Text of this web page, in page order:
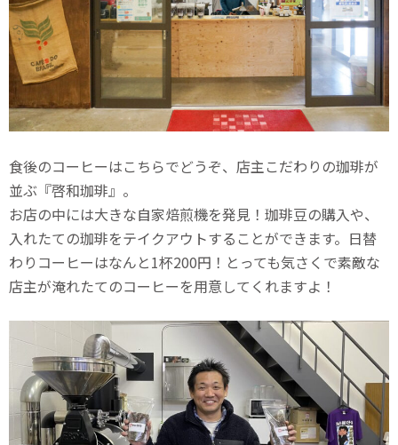
食後のコーヒーはこちらでどうぞ、店主こだわりの珈琲が
並ぶ『啓和珈琲』。
お店の中には大きな自家焙煎機を発見！珈琲豆の購入や、
入れたての珈琲をテイクアウトすることができます。日替
わりコーヒーはなんと1杯200円！とっても気さくで素敵な
店主が淹れたてのコーヒーを用意してくれますよ！